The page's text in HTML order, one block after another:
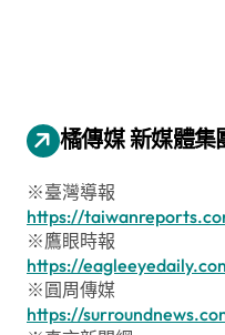
橘傳媒 新媒體集
※臺灣導報
https://
※鷹眼時報
https://
※圓周傳媒
https://